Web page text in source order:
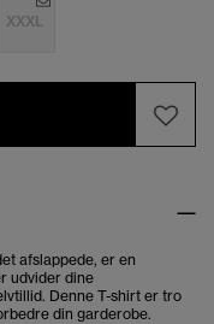
XXXL
afslappede, er en
udvider dine
Denne T-shirt er tro
din garderobe.